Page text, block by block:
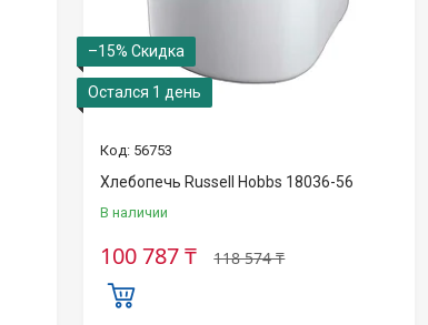
–15%
Остался 1 день
56753
Хлебопечь Russell Hobbs 18036-56
В наличии
118 574 ₸
100 787 ₸